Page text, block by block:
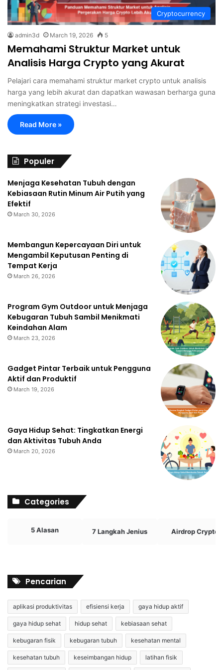
Cryptocurrency
admin3d March 19, 2026 5
Memahami Struktur Market untuk
Analisis Harga Crypto yang Akurat
Pelajari cara memahami struktur market crypto untuk analisis
harga yang lebih akurat dan dapatkan wawasan berharga guna
meningkatkan strategi investasi…
Read More »
Populer
Menjaga Kesehatan Tubuh dengan
Kebiasaan Rutin Minum Air Putih yang
Efektif
March 30, 2026
Membangun Kepercayaan Diri untuk
Mengambil Keputusan Penting di
Tempat Kerja
March 26, 2026
Program Gym Outdoor untuk Menjaga
Kebugaran Tubuh Sambil Menikmati
Keindahan Alam
March 23, 2026
Gadget Pintar Terbaik untuk Pengguna
Aktif dan Produktif
March 19, 2026
Gaya Hidup Sehat: Tingkatkan Energi
dan Aktivitas Tubuh Anda
March 20, 2026
Categories
5 Alasan 7 Langkah Jenius Airdrop Crypto
Pencarian
aplikasi produktivitas efisiensi kerja gaya hidup aktif
gaya hidup sehat hidup sehat kebiasaan sehat
kebugaran fisik kebugaran tubuh kesehatan mental
kesehatan tubuh keseimbangan hidup latihan fisik